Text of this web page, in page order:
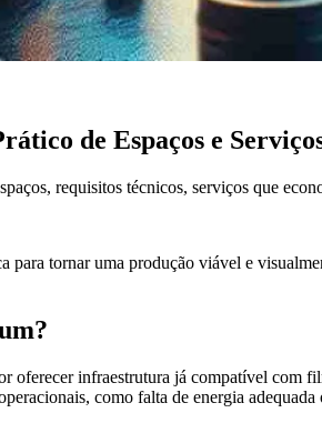
de Espaços e
requisitos técnicos, serviços que
para tornar uma produção viável e
oferecer infraestrutura já compatível com
como falta de energia